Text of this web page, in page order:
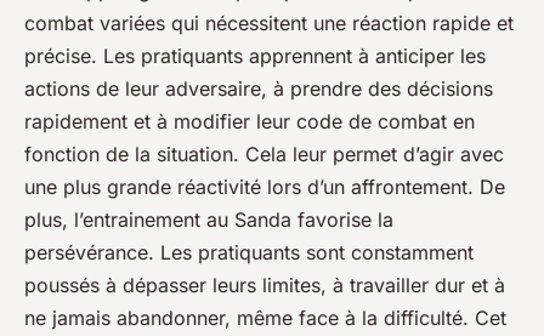
combat variées qui nécessitent une réaction rapide et
précise. Les pratiquants apprennent à anticiper les
actions de leur adversaire, à prendre des décisions
rapidement et à modifier leur code de combat en
fonction de la situation. Cela leur permet d’agir avec
une plus grande réactivité lors d’un affrontement. De
plus, l’entrainement au Sanda favorise la
persévérance. Les pratiquants sont constamment
poussés à dépasser leurs limites, à travailler dur et à
ne jamais abandonner, même face à la difficulté. Cet